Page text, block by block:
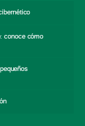
conoce cómo